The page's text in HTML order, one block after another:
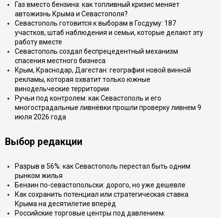
Газ вместо бензина: как топливный кризис меняет
автожизнь Крыма и Севастополя?
Севастополь готовится к выборам в Госдуму: 187
участков, штаб наблюдения и семьи, которые делают эту
работу вместе
Севастополь создал беспрецедентный механизм
спасения местного бизнеса
Крым, Краснодар, Дагестан: география новой винной
рекламы, которая охватит только южные
винодельческие территории
Ручьи под контролем: как Севастополь и его
многострадальные ливнёвки прошли проверку ливнем 9
июля 2026 года
Выбор редакции
Разрыв в 56%: как Севастополь перестал быть одним
рынком жилья
Бензин по-севастопольски: дорого, но уже дешевле
Как сохранить потенциал или стратегическая ставка
Крыма на десятилетие вперёд
Российские торговые центры под давлением: